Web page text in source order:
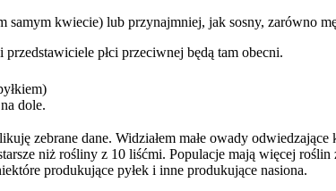
samym kwiecie) lub przynajmniej, jak sosny, zarówno
płci przeciwnej będą tam obecni.
dole.
zebrane dane. Widziałem małe owady
niż rośliny z 10 liśćmi. Populacje mają więcej
produkujące pyłek i inne produkujące nasiona.